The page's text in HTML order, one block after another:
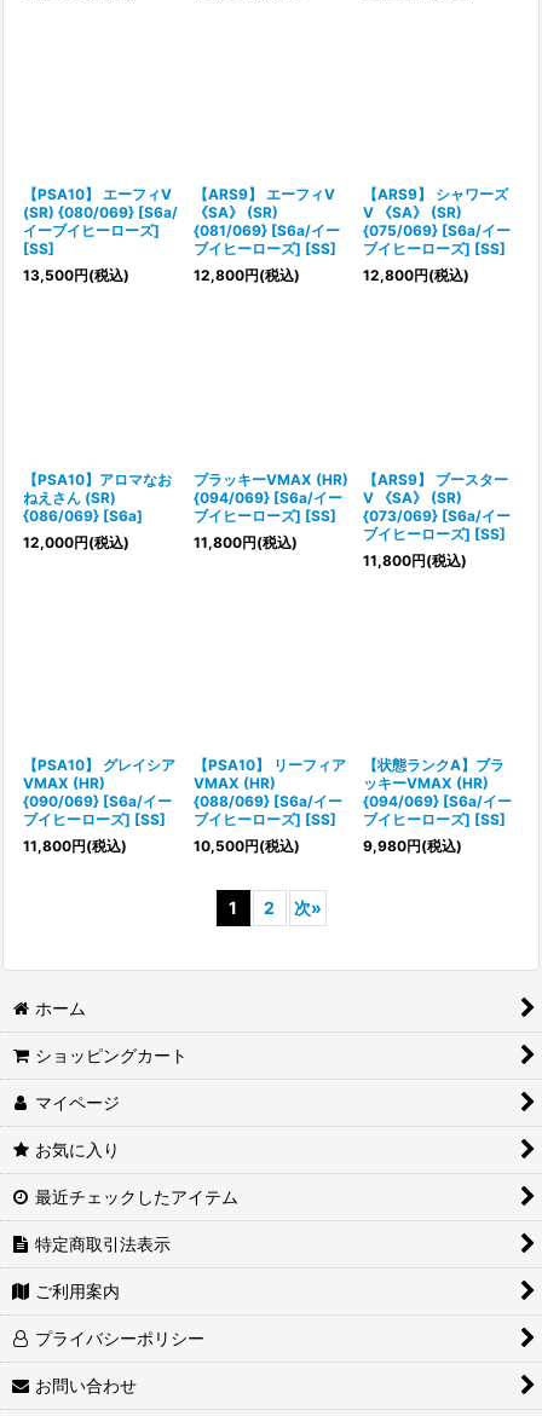
【PSA10】 エーフィV
(SR) {080/069} [S6a/
イーブイヒーローズ]
[SS]
13,500円(税込)
【ARS9】 エーフィV
《SA》 (SR)
{081/069} [S6a/イー
ブイヒーローズ] [SS]
12,800円(税込)
【ARS9】 シャワーズ
V 《SA》 (SR)
{075/069} [S6a/イー
ブイヒーローズ] [SS]
12,800円(税込)
【PSA10】アロマなお
ねえさん (SR)
{086/069} [S6a]
12,000円(税込)
ブラッキーVMAX (HR)
{094/069} [S6a/イー
ブイヒーローズ] [SS]
11,800円(税込)
【ARS9】 ブースター
V 《SA》 (SR)
{073/069} [S6a/イー
ブイヒーローズ] [SS]
11,800円(税込)
【PSA10】 グレイシア
VMAX (HR)
{090/069} [S6a/イー
ブイヒーローズ] [SS]
11,800円(税込)
【PSA10】 リーフィア
VMAX (HR)
{088/069} [S6a/イー
ブイヒーローズ] [SS]
10,500円(税込)
【状態ランクA】ブラ
ッキーVMAX (HR)
{094/069} [S6a/イー
ブイヒーローズ] [SS]
9,980円(税込)
1 2 次»
ホーム
ショッピングカート
マイページ
お気に入り
最近チェックしたアイテム
特定商取引法表示
ご利用案内
プライバシーポリシー
お問い合わせ